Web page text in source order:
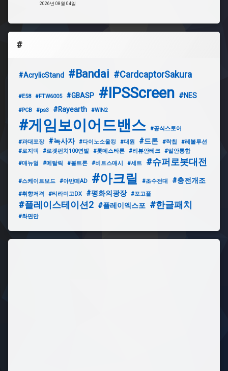
2026년 08월 04일
#
#AcrylicStand #Bandai #CardcaptorSakura
#E58 #FTW6005 #GBASP #IPSScreen #NES
#PCB #ps3 #Rayearth #WIN2
#게임보이어드밴스
#공식스토어
#과대포장
#녹사자 #다이노소울킹 #대원 #드론 #락칩
#레볼루션
#로지텍
#로켓펀치100연발 #롯데스타론 #리뷰안테크
#말안통함
#매뉴얼
#메탈릭 #볼트론 #비트스매시 #세트 #슈퍼로봇대전
#스케이트보드 #아반떼AD #아크릴 #초수전대 #충전개조
#취향저격 #티라미고DX #평화의광장 #포고플
#플레이스테이션2 #플레이엑스포 #한글패치
#화면만